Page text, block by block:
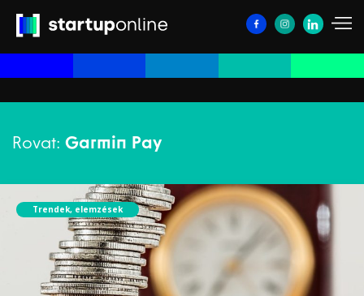
Rovat: Garmin Pay
Trendek, elemzések